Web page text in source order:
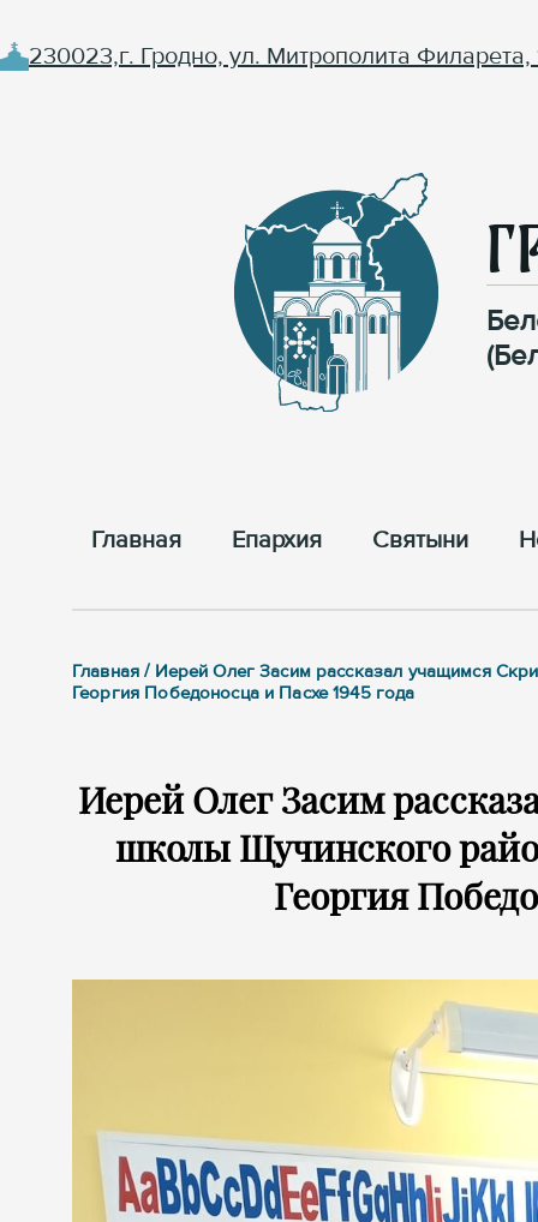
230023,г. Гродно, ул. Митрополита Филарета,
Главная Епархия Cвятыни
Главная / Иерей Олег Засим рассказал учащимся
Георгия Победоносца и Пасхе 1945 года
Иерей Олег Засим
школы Щучинского
Георгия